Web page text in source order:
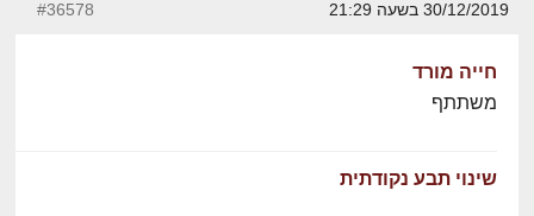
30/12/2019 בשעה 21:29 #36578
חייה מורד
משתתף
שינוי תבע נקודתית